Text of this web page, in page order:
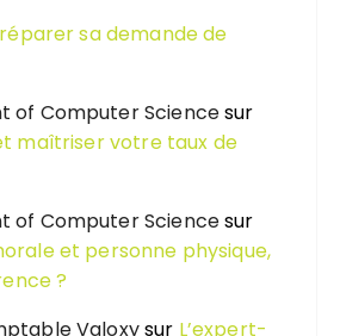
sa demande de
of Computer Sciencesur
maîtriser votre taux de
of Computer Sciencesur
et personne physique,
?
Valoxysur L’expert-